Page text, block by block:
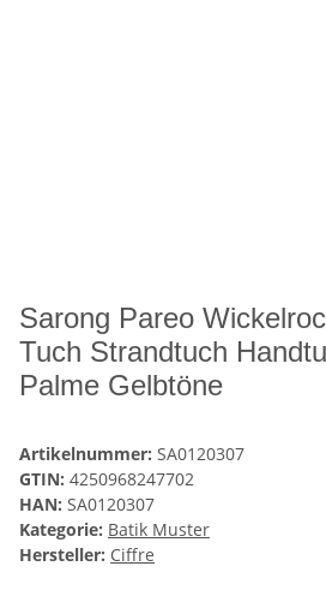
Sarong Pareo
Tuch Strandtuch
Palme Gelbtöne
Artikelnummer: SA0120307
GTIN: 4250968247702
HAN: SA0120307
Kategorie: Batik Muster
Hersteller: Ciffre